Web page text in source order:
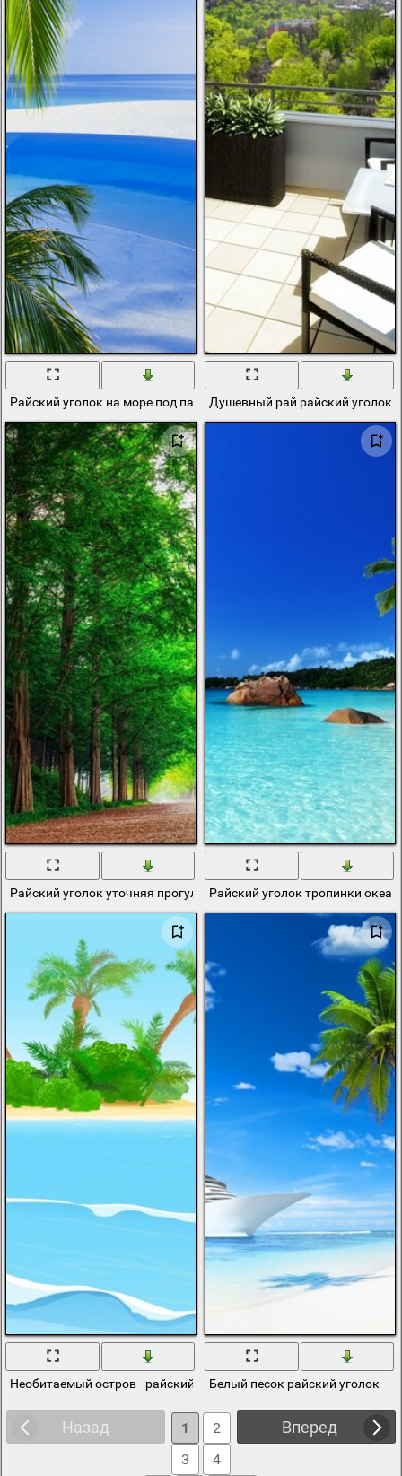
Райский уголок на море под пальмамиДушевный рай райский уголок
Райский уголок уточняя прогулкаРайский уголок тропинки океан
Необитаемый остров - райский уголокБелый песок райский уголок
Назад Вперед
1
2
3
4